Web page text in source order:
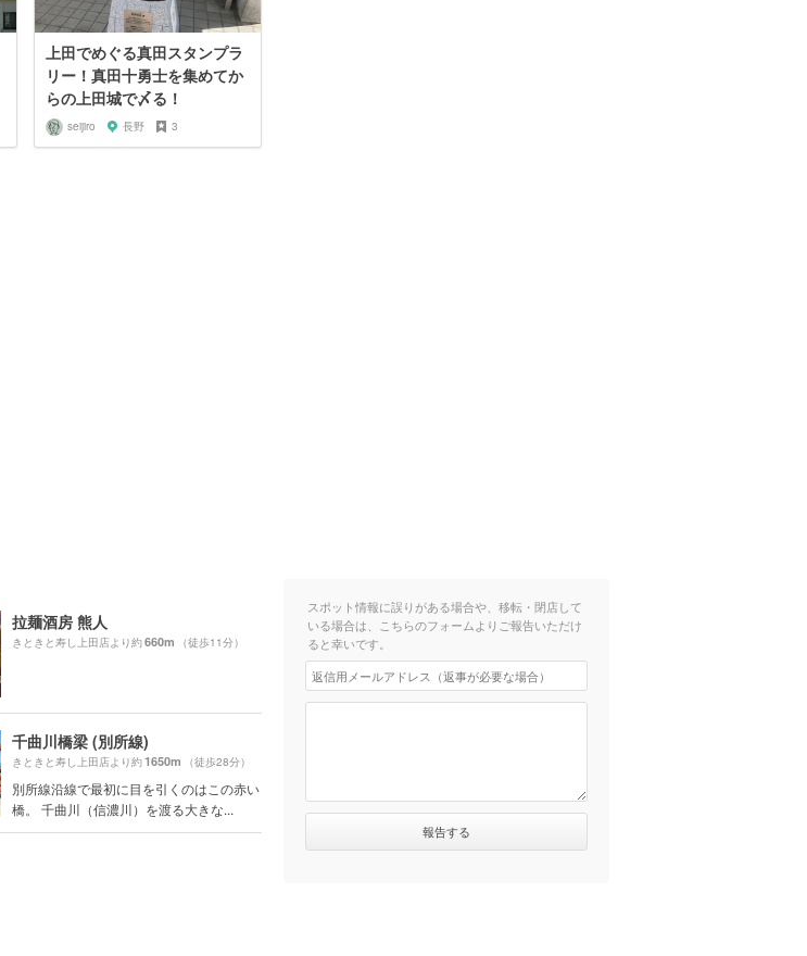
上田でめぐる真田スタンプラ
リー！真田十勇士を集めてか
らの上田城で〆る！
seijiro 長野 3
拉麺酒房 熊人
きときと寿し上田店より約660m （徒歩11分）
千曲川橋梁 (別所線)
きときと寿し上田店より約1650m （徒歩28分）
別所線沿線で最初に目を引くのはこの赤い
橋。 千曲川（信濃川）を渡る大きな...
スポット情報に誤りがある場合や、移転・閉店して
いる場合は、こちらのフォームよりご報告いただけ
ると幸いです。